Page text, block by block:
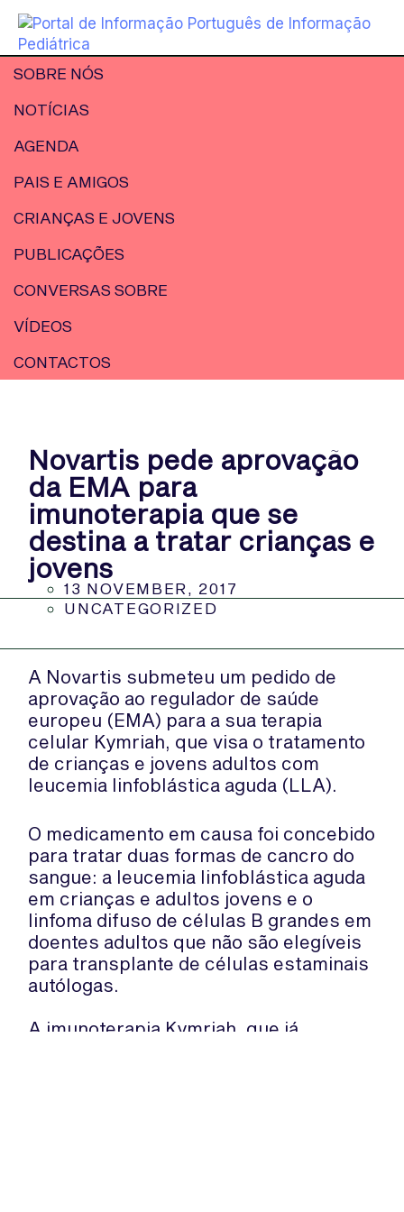
SOBRE NÓS
NOTÍCIAS
AGENDA
PAIS E AMIGOS
CRIANÇAS E JOVENS
PUBLICAÇÕES
CONVERSAS SOBRE
VÍDEOS
CONTACTOS
Novartis pede aprovação
da EMA para
imunoterapia que se
destina a tratar crianças e
jovens
13 NOVEMBER, 2017
UNCATEGORIZED
A Novartis submeteu um pedido de
aprovação ao regulador de saúde
europeu (EMA) para a sua terapia
celular Kymriah, que visa o tratamento
de crianças e jovens adultos com
leucemia linfoblástica aguda (LLA).
O medicamento em causa foi concebido
para tratar duas formas de cancro do
sangue: a leucemia linfoblástica aguda
em crianças e adultos jovens e o
linfoma difuso de células B grandes em
doentes adultos que não são elegíveis
para transplante de células estaminais
autólogas.
A imunoterapia Kymriah, que já